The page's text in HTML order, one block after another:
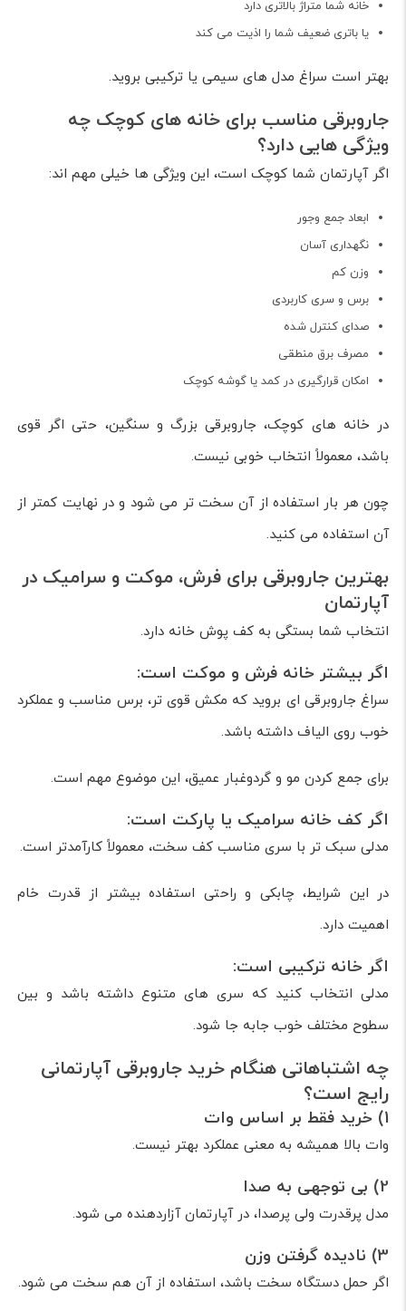
خانه شما متراژ بالاتری دارد
یا باتری ضعیف شما را اذیت می کند
بهتر است سراغ مدل های سیمی یا ترکیبی بروید.
جاروبرقی مناسب برای خانه های کوچک چه
ویژگی هایی دارد؟
اگر آپارتمان شما کوچک است، این ویژگی ها خیلی مهم اند:
ابعاد جمع وجور
نگهداری آسان
وزن کم
برس و سری کاربردی
صدای کنترل شده
مصرف برق منطقی
امکان قرارگیری در کمد یا گوشه کوچک
در خانه های کوچک، جاروبرقی بزرگ و سنگین، حتی اگر قوی
باشد، معمولاً انتخاب خوبی نیست.
چون هر بار استفاده از آن سخت تر می شود و در نهایت کمتر از
آن استفاده می کنید.
بهترین جاروبرقی برای فرش، موکت و سرامیک در
آپارتمان
انتخاب شما بستگی به کف پوش خانه دارد.
اگر بیشتر خانه فرش و موکت است:
سراغ جاروبرقی ای بروید که مکش قوی تر، برس مناسب و عملکرد
خوب روی الیاف داشته باشد.
برای جمع کردن مو و گردوغبار عمیق، این موضوع مهم است.
اگر کف خانه سرامیک یا پارکت است:
مدلی سبک تر با سری مناسب کف سخت، معمولاً کارآمدتر است.
در این شرایط، چابکی و راحتی استفاده بیشتر از قدرت خام
اهمیت دارد.
اگر خانه ترکیبی است:
مدلی انتخاب کنید که سری های متنوع داشته باشد و بین
سطوح مختلف خوب جابه جا شود.
چه اشتباهاتی هنگام خرید جاروبرقی آپارتمانی
رایج است؟
1) خرید فقط بر اساس وات
وات بالا همیشه به معنی عملکرد بهتر نیست.
2) بی توجهی به صدا
مدل پرقدرت ولی پرصدا، در آپارتمان آزاردهنده می شود.
3) نادیده گرفتن وزن
اگر حمل دستگاه سخت باشد، استفاده از آن هم سخت می شود.